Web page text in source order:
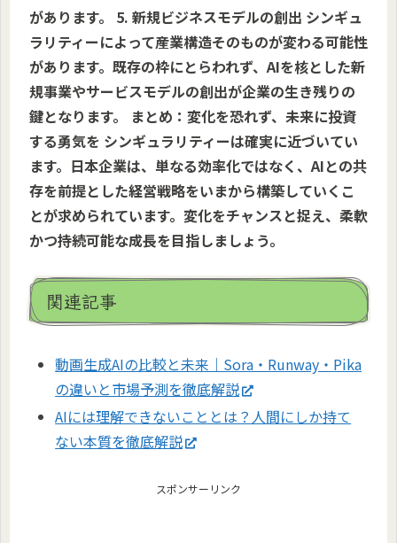
があります。 5. 新規ビジネスモデルの創出 シンギュ
ラリティーによって産業構造そのものが変わる可能性
があります。既存の枠にとらわれず、AIを核とした新
規事業やサービスモデルの創出が企業の生き残りの
鍵となります。 まとめ：変化を恐れず、未来に投資
する勇気を シンギュラリティーは確実に近づいてい
ます。日本企業は、単なる効率化ではなく、AIとの共
存を前提とした経営戦略をいまから構築していくこ
とが求められています。変化をチャンスと捉え、柔軟
かつ持続可能な成長を目指しましょう。
関連記事
動画生成AIの比較と未来｜Sora・Runway・Pika
の違いと市場予測を徹底解説
AIには理解できないこととは？人間にしか持て
ない本質を徹底解説
スポンサーリンク